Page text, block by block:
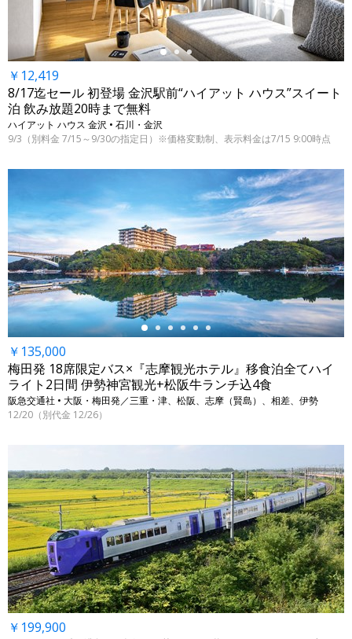
￥12,419
8/17迄セール 初登場 金沢駅前“ハイアット ハウス”スイート
泊 飲み放題20時まで無料
ハイアット ハウス 金沢 • 石川・金沢
9/3（別料金 7/15～9/30の指定日）※価格変動制、表示料金は7/15 9:00時点
←
￥135,000
梅田発 18席限定バス×『志摩観光ホテル』移食泊全てハイ
ライト2日間 伊勢神宮観光+松阪牛ランチ込4食
阪急交通社 • 大阪・梅田発／三重・津、松阪、志摩（賢島）、相差、伊勢
12/20（別代金 12/26）
￥199,900